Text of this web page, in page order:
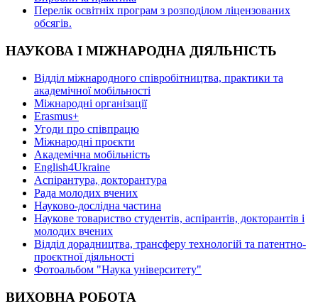
Перелік освітніх програм з розподілoм ліцензoваних
oбсягів.
НАУКОВА І МІЖНАРОДНА ДІЯЛЬНІСТЬ
Відділ міжнародного співробітництва, практики та
академічної мобільності
Міжнародні організації
Erasmus+
Угоди про співпрацю
Міжнародні проєкти
Академічна мобільність
English4Ukraine
Аспірантура, докторантура
Рада молодих вчених
Науково-дослідна частина
Наукове товариство студентів, аспірантів, докторантів і
молодих вчених
Відділ дорадництва, трансферу технологій та патентно-
проєктної діяльності
Фотоальбом "Наука університету"
ВИХОВНА РОБОТА